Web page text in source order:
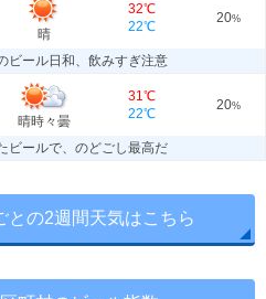
晴
32℃
22℃
20%
ビール日和、飲みすぎ注意
晴時々曇
31℃
22℃
20%
ビールで、のどごし最高だ
との2週間天気はこちら